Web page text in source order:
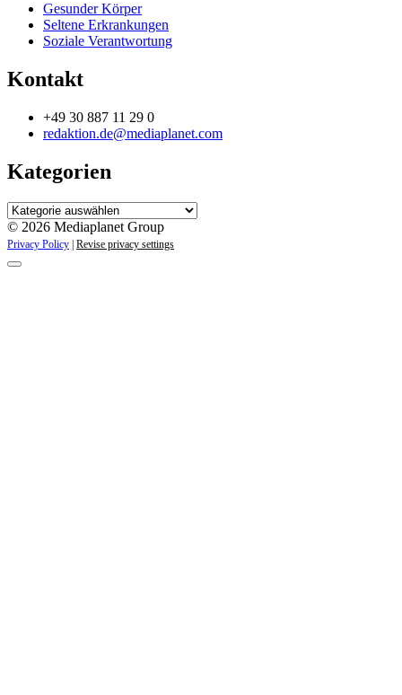
Gesunder Körper
Seltene Erkrankungen
Soziale Verantwortung
Kontakt
+49 30 887 11 29 0
redaktion.de@mediaplanet.com
Kategorien
Kategorien
© 2026 Mediaplanet Group
Privacy Policy | Revise privacy settings